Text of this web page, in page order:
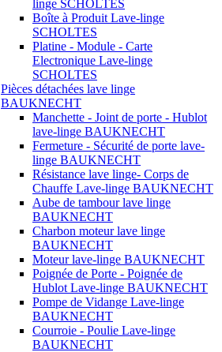
linge SCHOLTES
Boîte à Produit Lave-linge
SCHOLTES
Platine - Module - Carte
Electronique Lave-linge
SCHOLTES
Pièces détachées lave linge
BAUKNECHT
Manchette - Joint de porte - Hublot
lave-linge BAUKNECHT
Fermeture - Sécurité de porte lave-
linge BAUKNECHT
Résistance lave linge- Corps de
Chauffe Lave-linge BAUKNECHT
Aube de tambour lave linge
BAUKNECHT
Charbon moteur lave linge
BAUKNECHT
Moteur lave-linge BAUKNECHT
Poignée de Porte - Poignée de
Hublot Lave-linge BAUKNECHT
Pompe de Vidange Lave-linge
BAUKNECHT
Courroie - Poulie Lave-linge
BAUKNECHT